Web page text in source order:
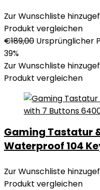
Zur Wunschliste
Produkt vergleichen
€189,00 Ursprünglicher
39%
Zur Wunschliste
Produkt vergleichen
Gaming Tastatur
Waterproof 104
Zur Wunschliste
Produkt vergleichen